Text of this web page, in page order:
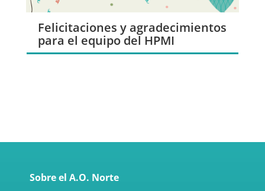
Felicitaciones y agradecimientos
para el equipo del HPMI
Sobre el A.O. Norte